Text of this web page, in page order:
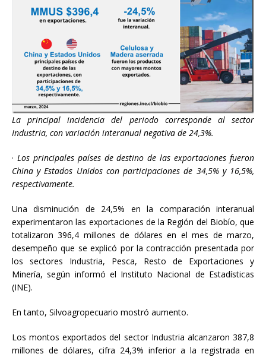
La principal incidencia del periodo corresponde al sector
Industria, con variación interanual negativa de 24,3%.
· Los principales países de destino de las exportaciones fueron
China y Estados Unidos con participaciones de 34,5% y 16,5%,
respectivamente.
Una disminución de 24,5% en la comparación interanual
experimentaron las exportaciones de la Región del Biobío, que
totalizaron 396,4 millones de dólares en el mes de marzo,
desempeño que se explicó por la contracción presentada por
los sectores Industria, Pesca, Resto de Exportaciones y
Minería, según informó el Instituto Nacional de Estadísticas
(INE).
En tanto, Silvoagropecuario mostró aumento.
Los montos exportados del sector Industria alcanzaron 387,8
millones de dólares, cifra 24,3% inferior a la registrada en